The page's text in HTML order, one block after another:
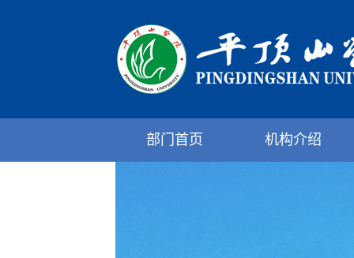
部门首页 机构介绍